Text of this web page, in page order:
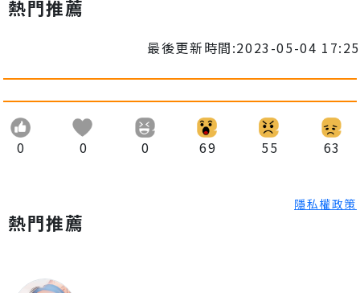
熱門推薦
最後更新時間:2023-05-04 17:25
0 0 0 69 55 63
隱私權政策
熱門推薦